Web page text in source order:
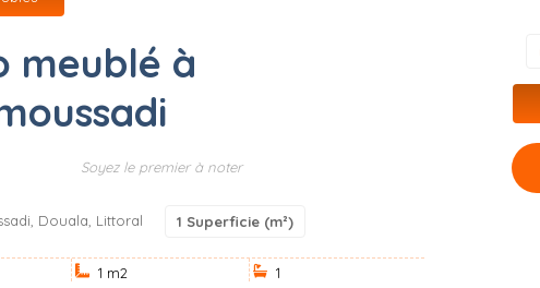
meublé à
Soyez le premier à noter
Douala, Littoral 1 Superficie (m²)
1 m2 1